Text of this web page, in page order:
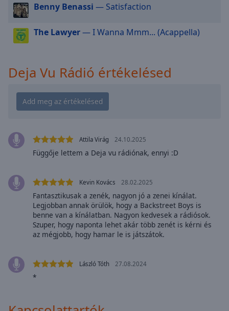
Beginning
dialog
close
window.
Opacity
Background
Opacity
Caption
Benny Benassi — Satisfaction
The Lawyer— I Wanna Mmm... (Acappella)
Deja Vu Rádió értékelésed
Attila Virág 24.10.2025
Függője lettem a Deja vu rádiónak, ennyi :D
Kevin Kovács 28.02.2025
Fantasztikusak a zenék, nagyon jó a zenei kínálat.
Legjobban annak örülök, hogy a Backstreet Boys is
benne van a kínálatban. Nagyon kedvesek a rádiósok.
Szuper, hogy naponta lehet akár több zenét is kérni és
az mégjobb, hogy hamar le is játszátok.
László Tóth 27.08.2024
*